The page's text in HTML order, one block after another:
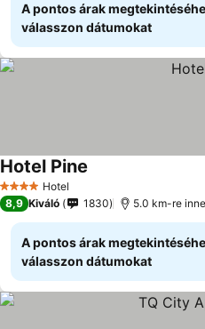
A pontos árak
válasszon dátumokat
4 KategóriaHotel
Hotel Pine
8,9 Kiváló 1830 5.0 km-re
A pontos árak
válasszon dátumokat